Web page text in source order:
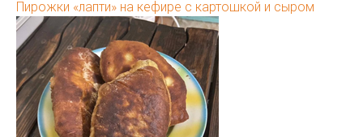
Пирожки «лапти» на кефире с картошкой и сыром